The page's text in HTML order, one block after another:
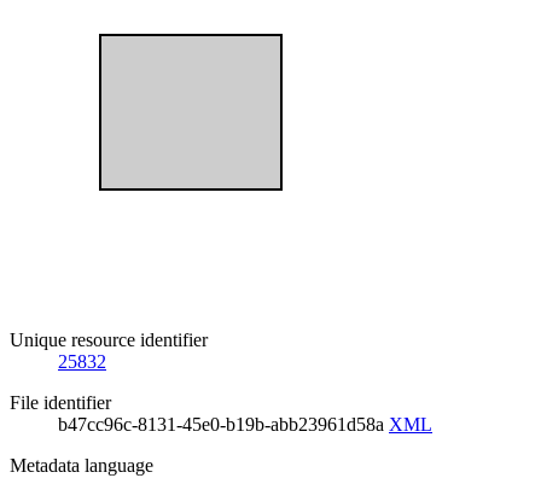
Unique resource identifier
25832
File identifier
b47cc96c-8131-45e0-b19b-abb23961d58a XML
Metadata language